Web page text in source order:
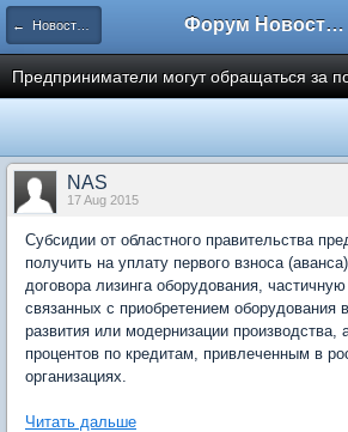
← Новости рынка недвижимости Форум Новостройки
Предприниматели могут обращаться за
NAS
17 Aug 2015
Субсидии от областного правительства
получить на уплату первого взноса
договора лизинга оборудования,
связанных с приобретением оборудования
развития или модернизации производства,
процентов по кредитам, привлеченным в
организациях.
Читать дальше